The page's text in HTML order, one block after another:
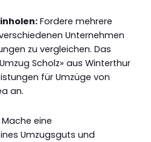
Fordere mehrere
Unternehmen
zu vergleichen. Das
Scholz» aus Winterthur
für Umzüge von
an.
Mache eine
Umzugsguts und